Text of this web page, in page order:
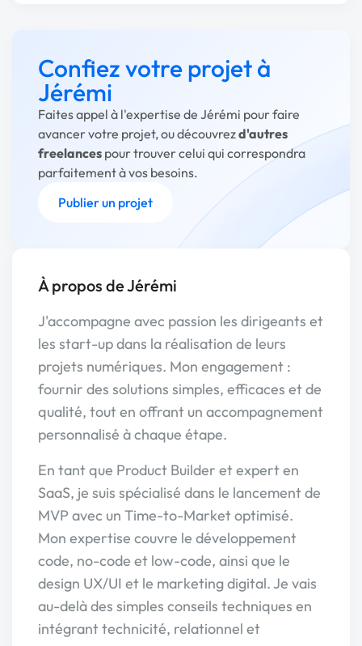
Confiez votre projet à
Jérémi
Faites appel à l'expertise de Jérémi pour faire
avancer votre projet, ou découvrezd'autres
freelances pour trouver celui qui correspondra
parfaitement à vos besoins.
Publier un projet
À propos de Jérémi
J'accompagne avec passion les dirigeants et
les start-up dans la réalisation de leurs
projets numériques. Mon engagement :
fournir des solutions simples, efficaces et de
qualité, tout en offrant un accompagnement
personnalisé à chaque étape.
En tant que Product Builder et expert en
SaaS, je suis spécialisé dans le lancement de
MVP avec un Time-to-Market optimisé.
Mon expertise couvre le développement
code, no-code et low-code, ainsi que le
design UX/UI et le marketing digital. Je vais
au-delà des simples conseils techniques en
intégrant technicité, relationnel et